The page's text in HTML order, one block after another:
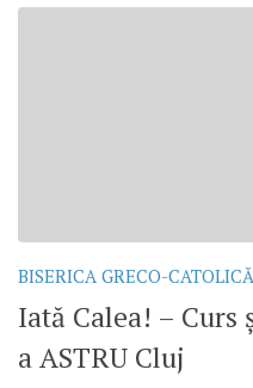
BISERICA GRECO-CATOLICĂ
Iată Calea! – Curs
a ASTRU Cluj